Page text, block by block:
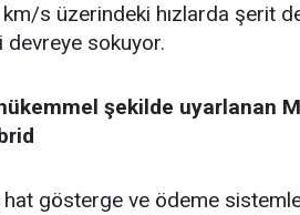
km/s üzerindeki hızlarda şerit
devreye sokuyor.
şekilde uyarlanan
hat gösterge ve ödeme